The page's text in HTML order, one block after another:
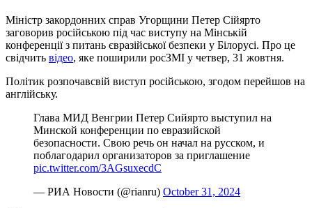
Міністр закордонних справ Угорщини Петер Сійярто
заговорив російською під час виступу на Мінській
конференції з питань євразійської безпеки у Білорусі. Про це
свідчить відео, яке поширили росЗМІ у четвер, 31 жовтня.
Політик розпочавсвій виступ російською, згодом перейшов на
англійську.
Глава МИД Венгрии Петер Сийярто выступил на
Минской конференции по евразийской
безопасности. Свою речь он начал на русском, и
поблагодарил организаторов за приглашение
pic.twitter.com/3AGsuxecdC
— РИА Новости (@rianru) October 31, 2024